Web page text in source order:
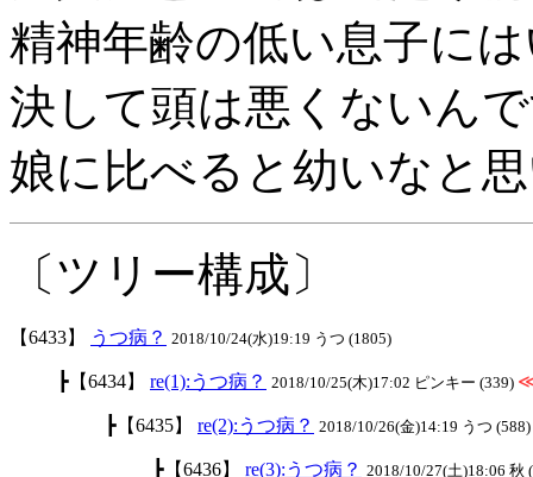
精神年齢の低い息子に
決して頭は悪くないん
娘に比べると幼いなと
〔ツリー構成〕
【6433】 うつ病？ 2018/10/24(水)19:19 うつ (1805)
┣【6434】 re(1):うつ病？ 2018/10/25(木)17:02 ピンキー (339)
┣【6435】 re(2):うつ病？ 2018/10/26(金)14:19 うつ (588)
┣【6436】 re(3):うつ病？ 2018/10/27(土)18:06 秋